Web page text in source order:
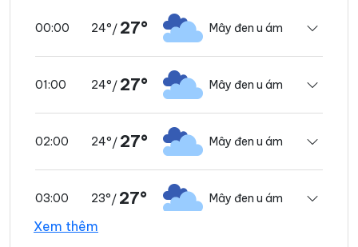
00:00 24°/ 27° Mây đen u ám
01:00 24°/ 27° Mây đen u ám
02:00 24°/ 27° Mây đen u ám
03:00 23°/ 27° Mây đen u ám
Xem thêm